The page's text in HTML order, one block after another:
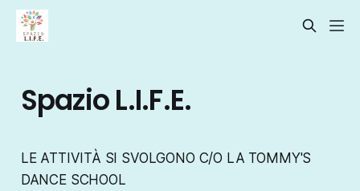
Spazio L.I.F.E.
LE ATTIVITÀ SI SVOLGONO C/O LA TOMMY'S
DANCE SCHOOL